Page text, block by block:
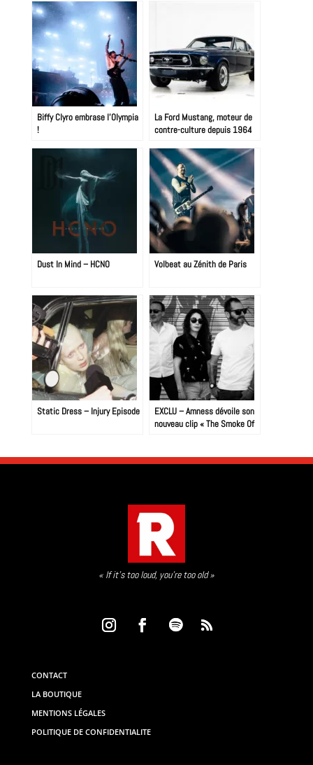
Biffy Clyro embrase l’Olympia
!
La Ford Mustang, moteur de
contre-culture depuis 1964
Dust In Mind – HCNO Volbeat au Zénith de Paris
Static Dress – Injury Episode
EXCLU – Amness dévoile son
nouveau clip « The Smoke Of
« If it’s too loud, you’re too old »
CONTACT
LA BOUTIQUE
MENTIONS LÉGALES
POLITIQUE DE CONFIDENTIALITE